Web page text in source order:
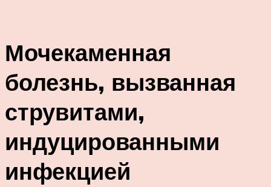
Мочекаменная
болезнь, вызванная
струвитами,
индуцированными
инфекцией